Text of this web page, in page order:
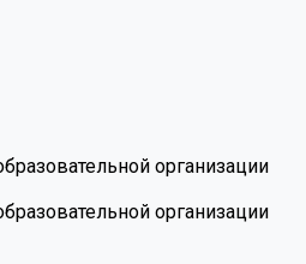
организации
организации